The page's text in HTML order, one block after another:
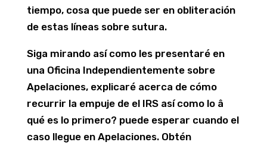
tiempo, cosa que puede ser en obliteración
de estas líneas sobre sutura.
Siga mirando así­ como les presentaré en
una Oficina Independientemente sobre
Apelaciones, explicaré acerca de cómo
recurrir la empuje de el IRS así­ como lo â
qué es lo primero? puede esperar cuando el
caso llegue en Apelaciones. Obtén